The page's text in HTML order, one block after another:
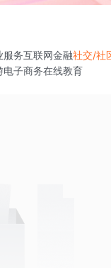
服务互联网金融社交/社
电子商务在线教育